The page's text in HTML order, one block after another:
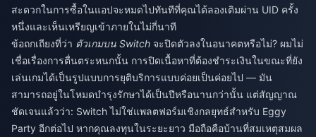
สะดวกในการซื้อในแอปจะหมดไปทันทีที่คุณได้ลองเติมผ่าน UID ครั้ง
หนึ่งและเห็นเหรียญเข้าภายในไม่กี่นาที
ข้อถกเถียงที่ว่า ตัวเกมบน Switch จะปิดตัวลงในอนาคตหรือไม่? ผมไม่
เชื่อเรื่องการตื่นตระหนกนั้น การปิดเนื้อหาที่ต้องชำระเงินในขณะที่ยัง
เล่นเกมได้เป็นรูปแบบการยุติบริการแบบค่อยเป็นค่อยไป — มัน
สามารถอยู่ในโหมดบำรุงรักษาได้เป็นปีหรือนานกว่านั้น แต่สัญญาณ
ชัดเจนแล้วว่า: Switch ไม่ใช่แพลตฟอร์มเชิงกลยุทธ์สำหรับ Eggy
Party อีกต่อไป หากคุณลงทุนในระยะยาว มือถือคือบ้านที่สมเหตุสมผล